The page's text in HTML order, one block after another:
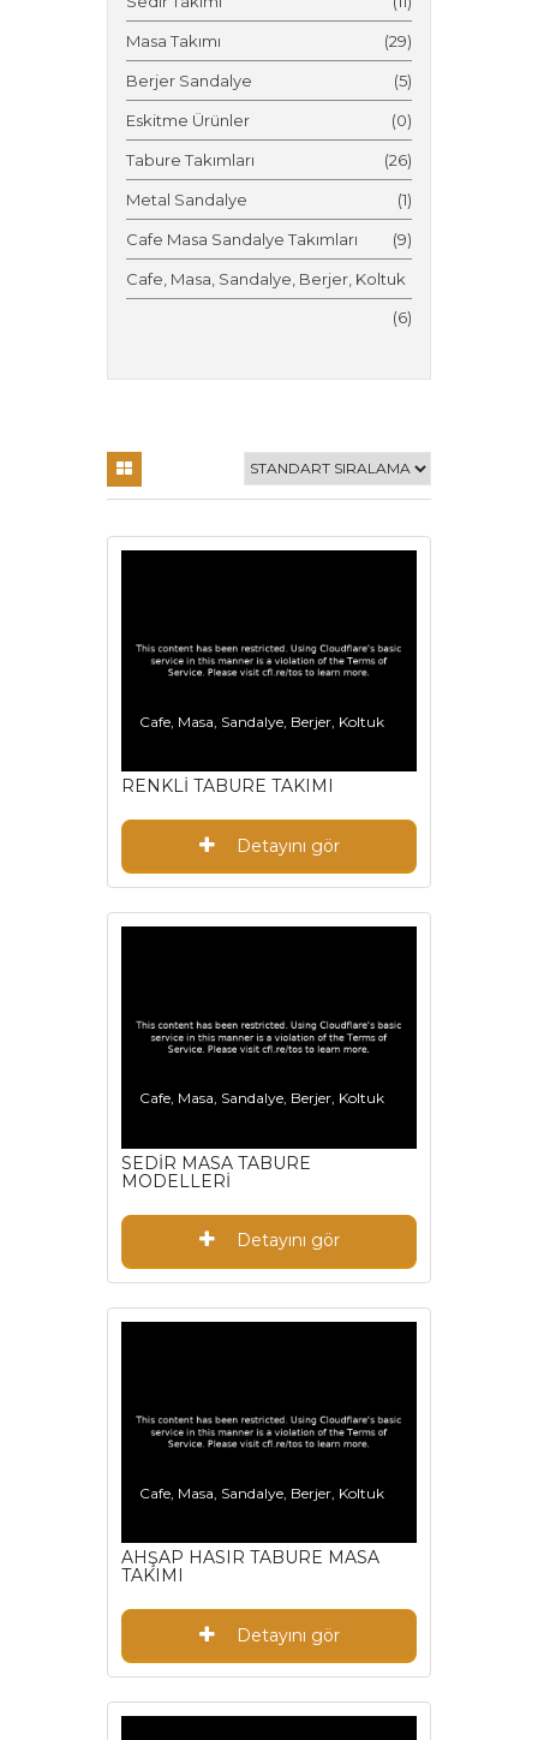
Masa Takımı (29)
Berjer Sandalye (5)
Eskitme Ürünler (0)
Tabure Takımları (26)
Metal Sandalye (1)
Cafe Masa Sandalye Takımları (9)
Cafe, Masa, Sandalye, Berjer, Koltuk
(6)
Cafe, Masa, Sandalye, Berjer, Koltuk
RENKLİ TABURE TAKIMI
Detayını gör
Cafe, Masa, Sandalye, Berjer, Koltuk
SEDİR MASA TABURE
MODELLERİ
Detayını gör
Cafe, Masa, Sandalye, Berjer, Koltuk
AHŞAP HASIR TABURE MASA
TAKIMI
Detayını gör